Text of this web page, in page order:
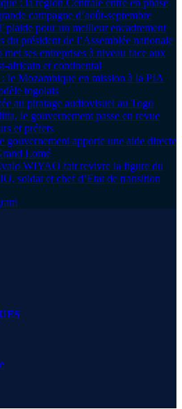
: la région Centrale entre en phase
campagne d’août-septembre
plaide pour un meilleur encadrement
du président de l’Assemblée nationale
ses entreprises à niveau face aux
africain et continental
le Mozambique en mission à la PIA
togolais
au piratage audiovisuel au Togo
le gouvernement passe en revue
et préfets
gouvernement apporte une aide directe
Lomé
WIYAO fait revivre la figure du
soldat et chef d’Etat de transition